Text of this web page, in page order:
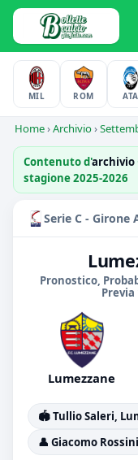
MIL ROM ATA
Home›Archivio›
Contenuto d'archivio
stagione 2025-2026
Serie C - Girone
Pronostico,
Lumezzane
🏟️ Tullio Saleri,
👤 Giacomo Rossini